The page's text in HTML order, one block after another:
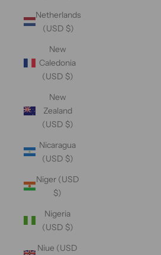
Netherlands
(USD $)
New
Caledonia
(USD $)
New
Zealand
(USD $)
Nicaragua
(USD $)
Niger (USD
$)
Nigeria
(USD $)
Niue (USD